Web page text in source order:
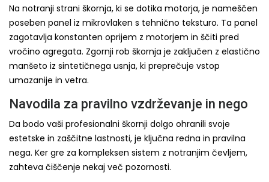
Na notranji strani škornja, ki se dotika motorja, je nameščen
poseben panel iz mikrovlaken s tehnično teksturo. Ta panel
zagotavlja konstanten oprijem z motorjem in ščiti pred
vročino agregata. Zgornji rob škornja je zaključen z elastično
manšeto iz sintetičnega usnja, ki preprečuje vstop
umazanije in vetra.
Navodila za pravilno vzdrževanje in nego
Da bodo vaši profesionalni škornji dolgo ohranili svoje
estetske in zaščitne lastnosti, je ključna redna in pravilna
nega. Ker gre za kompleksen sistem z notranjim čevljem,
zahteva čiščenje nekaj več pozornosti.